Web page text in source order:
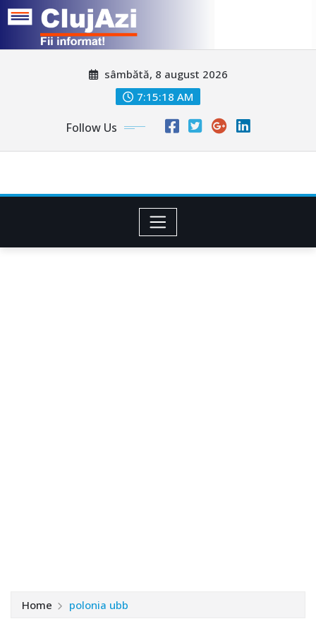
sâmbătă, 8 august 2026
7:15:21 AM
Follow Us
Home polonia ubb